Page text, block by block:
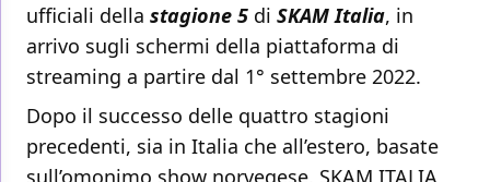
ufficiali della stagione 5 di SKAM Italia, in
arrivo sugli schermi della piattaforma di
streaming a partire dal 1° settembre 2022.
Dopo il successo delle quattro stagioni
precedenti, sia in Italia che all’estero, basate